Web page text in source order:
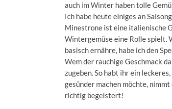
auch im Winter haben tolle
Ich habe heute einiges an
Minestrone ist eine italienische
Wintergemüse eine Rolle spielt.
basisch ernähre, habe ich den
Wem der rauchige Geschmack
zugeben. So habt ihr ein
gesünder machen möchte,
richtig begeistert!